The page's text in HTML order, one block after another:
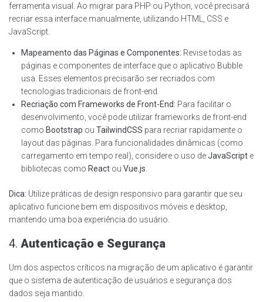
ferramenta visual. Ao migrar para PHP ou Python, você precisará
recriar essa interface manualmente, utilizando HTML, CSS e
JavaScript.
Mapeamento das Páginas e Componentes: Revise todas as
páginas e componentes de interface que o aplicativo Bubble
usa. Esses elementos precisarão ser recriados com
tecnologias tradicionais de front-end.
Recriação com Frameworks de Front-End: Para facilitar o
desenvolvimento, você pode utilizar frameworks de front-end
como Bootstrap ou TailwindCSS para recriar rapidamente o
layout das páginas. Para funcionalidades dinâmicas (como
carregamento em tempo real), considere o uso deJavaScript e
bibliotecas como React ou Vue.js.
Dica: Utilize práticas de design responsivo para garantir que seu
aplicativo funcione bem em dispositivos móveis e desktop,
mantendo uma boa experiência do usuário.
4. Autenticação e Segurança
Um dos aspectos críticos na migração de um aplicativo é garantir
que o sistema de autenticação de usuários e segurança dos
dados seja mantido.